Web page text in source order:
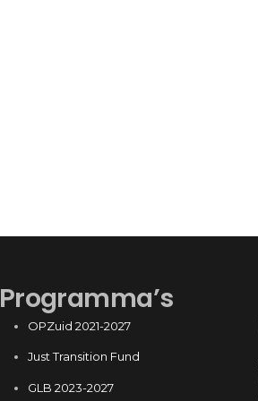
Programma’s
OPZuid 2021-2027
Just Transition Fund
GLB 2023-2027